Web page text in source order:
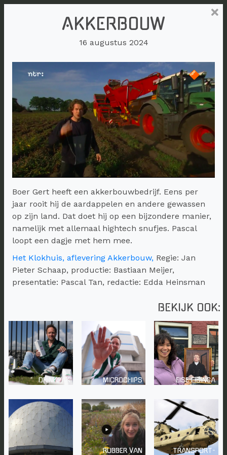
AKKERBOUW
16 augustus 2024
Boer Gert heeft een akkerbouwbedrijf. Eens per
jaar rooit hij de aardappelen en andere gewassen
op zijn land. Dat doet hij op een bijzondere manier,
namelijk met allemaal hightech snufjes. Pascal
loopt een dagje met hem mee.
Het Klokhuis, aflevering Akkerbouw, Regie: Jan
Pieter Schaap, productie: Bastiaan Meijer,
presentatie: Pascal Tan, redactie: Edda Heinsman
BEKIJK OOK:
DRINKPAK MICROCHIPS EISE EISINGA
RUBBER VAN TRANSPORT-